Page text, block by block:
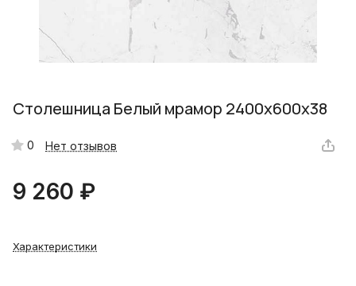
Столешница Белый мрамор 2400х600х38
0 Нет отзывов
9 260 ₽
Характеристики